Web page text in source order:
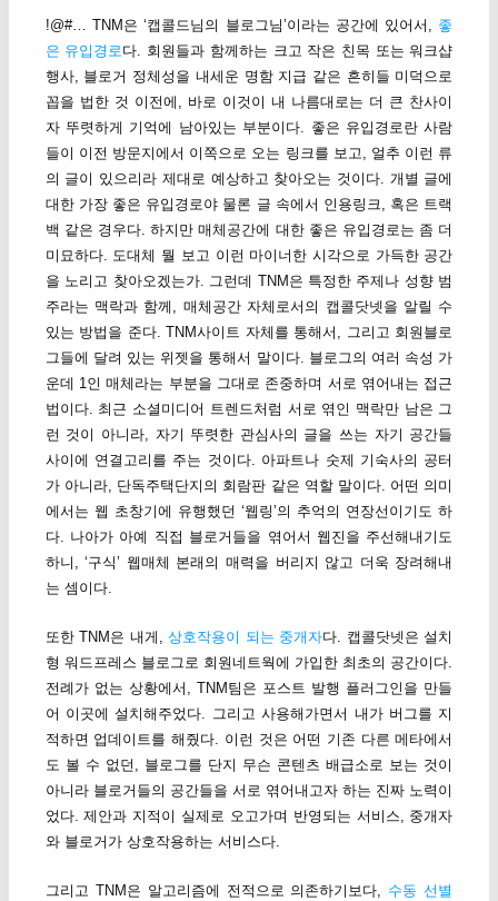
!@#… TNM은 ‘캡콜드님의 블로그님’이라는 공간에 있어서, 좋
은 유입경로 다. 회원들과 함께하는 크고 작은 친목 또는 워크샵
행사, 블로거 정체성을 내세운 명함 지급 같은 흔히들 미덕으로
꼽을 법한 것 이전에, 바로 이것이 내 나름대로는 더 큰 찬사이
자 뚜렷하게 기억에 남아있는 부분이다. 좋은 유입경로란 사람
들이 이전 방문지에서 이쪽으로 오는 링크를 보고, 얼추 이런 류
의 글이 있으리라 제대로 예상하고 찾아오는 것이다. 개별 글에
대한 가장 좋은 유입경로야 물론 글 속에서 인용링크, 혹은 트랙
백 같은 경우다. 하지만 매체공간에 대한 좋은 유입경로는 좀 더
미묘하다. 도대체 뭘 보고 이런 마이너한 시각으로 가득한 공간
을 노리고 찾아오겠는가. 그런데 TNM은 특정한 주제나 성향 범
주라는 맥락과 함께, 매체공간 자체로서의 캡콜닷넷을 알릴 수
있는 방법을 준다. TNM사이트 자체를 통해서, 그리고 회원블로
그들에 달려 있는 위젯을 통해서 말이다. 블로그의 여러 속성 가
운데 1인 매체라는 부분을 그대로 존중하며 서로 엮어내는 접근
법이다. 최근 소셜미디어 트렌드처럼 서로 엮인 맥락만 남은 그
런 것이 아니라, 자기 뚜렷한 관심사의 글을 쓰는 자기 공간들
사이에 연결고리를 주는 것이다. 아파트나 숫제 기숙사의 공터
가 아니라, 단독주택단지의 회람판 같은 역할 말이다. 어떤 의미
에서는 웹 초창기에 유행했던 ‘웹링’의 추억의 연장선이기도 하
다. 나아가 아예 직접 블로거들을 엮어서 웹진을 주선해내기도
하니, ‘구식’ 웹매체 본래의 매력을 버리지 않고 더욱 장려해내
는 셈이다.
또한 TNM은 내게,상호작용이 되는 중개자다. 캡콜닷넷은 설치
형 워드프레스 블로그로 회원네트웍에 가입한 최초의 공간이다.
전례가 없는 상황에서, TNM팀은 포스트 발행 플러그인을 만들
어 이곳에 설치해주었다. 그리고 사용해가면서 내가 버그를 지
적하면 업데이트를 해줬다. 이런 것은 어떤 기존 다른 메타에서
도 볼 수 없던, 블로그를 단지 무슨 콘텐츠 배급소로 보는 것이
아니라 블로거들의 공간들을 서로 엮어내고자 하는 진짜 노력이
었다. 제안과 지적이 실제로 오고가며 반영되는 서비스, 중개자
와 블로거가 상호작용하는 서비스다.
그리고 TNM은 알고리즘에 전적으로 의존하기보다, 수동 선별